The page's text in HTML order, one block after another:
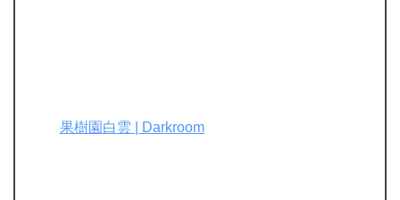
果樹園白雲 | Darkroom